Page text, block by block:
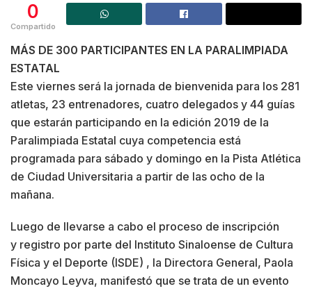
0
Compartido
MÁS DE 300 PARTICIPANTES EN LA PARALIMPIADA
ESTATAL
Este viernes será la jornada de bienvenida para los 281
atletas, 23 entrenadores, cuatro delegados y 44 guías
que estarán participando en la edición 2019 de la
Paralimpiada Estatal cuya competencia está
programada para sábado y domingo en la Pista Atlética
de Ciudad Universitaria a partir de las ocho de la
mañana.
Luego de llevarse a cabo el proceso de inscripción
y registro por parte del Instituto Sinaloense de Cultura
Física y el Deporte (ISDE) , la Directora General, Paola
Moncayo Leyva, manifestó que se trata de un evento